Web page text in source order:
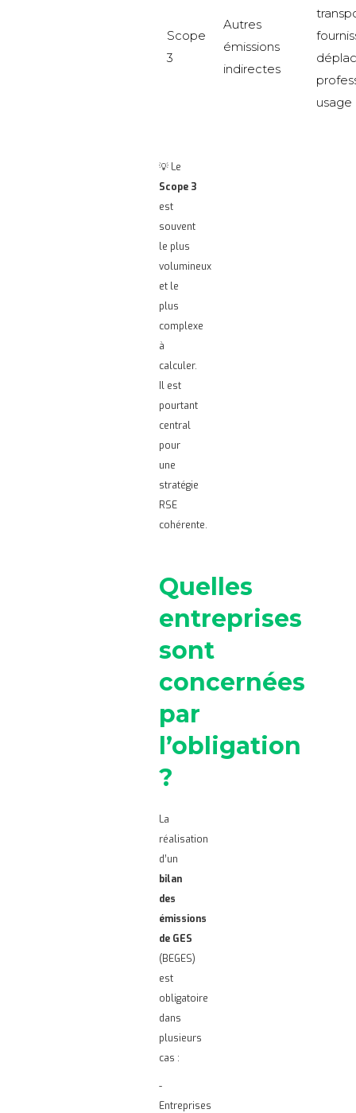
Scope
3
Autres
émissions
indirectes
💡 Le
Scope 3
est
souvent
le plus
volumineux
et le
plus
complexe
à
calculer.
Il est
pourtant
central
pour
une
stratégie
RSE
cohérente.
Quelles
entreprises
sont
concernées
par
l’obligation
?
La
réalisation
d’un
bilan
des
émissions
de GES
(BEGES)
est
obligatoire
dans
plusieurs
cas :
-
Entreprises